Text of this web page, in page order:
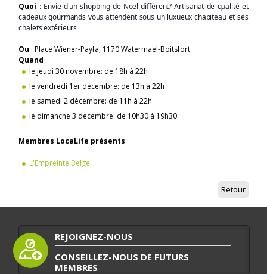
Quoi : Envie d'un shopping de Noël différent? Artisanat de qualité et
cadeaux gourmands vous attendent sous un luxueux chapiteau et ses
chalets extérieurs
Ou : Place Wiener-Payfa, 1170 Watermael-Boitsfort
Quand :
le jeudi 30 novembre: de 18h à 22h
le vendredi 1er décembre: de 13h à 22h
le samedi 2 décembre: de 11h à 22h
le dimanche 3 décembre: de 10h30 à 19h30
Membres LocaLife présents :
L'Empreinte Belge
Retour
REJOIGNEZ-NOUS
CONSEILLEZ-NOUS DE FUTURS
MEMBRES